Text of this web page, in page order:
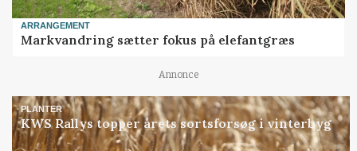
ARRANGEMENT
Markvandring sætter fokus på elefantgræs
Annonce
PLANTER
KWS Rallys topper årets sortsforsøg i vinterbyg